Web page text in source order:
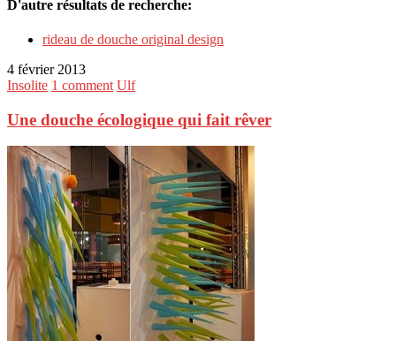
D'autre résultats de recherche:
rideau de douche original design
4 février 2013
Insolite 1 comment Ulf
Une douche écologique qui fait rêver